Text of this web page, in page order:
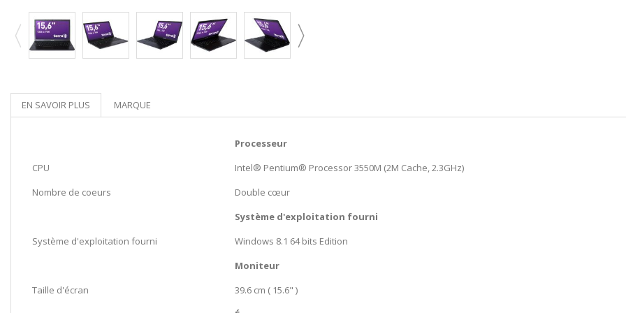
EN SAVOIR PLUS MARQUE
Processeur
CPU
Intel® Pentium® Processor 3550M (2M Cache, 2.3GHz)
Nombre de coeurs
Double cœur
Système d'exploitation fourni
Système d'exploitation fourni
Windows 8.1 64 bits Edition
Moniteur
Taille d'écran
39.6 cm ( 15.6" )